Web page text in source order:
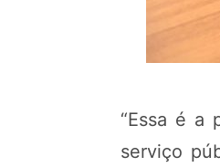
“Essa é a
serviço